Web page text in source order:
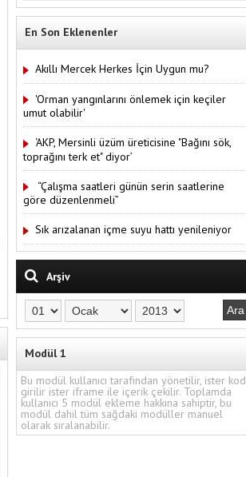
En Son Eklenenler
Akıllı Mercek Herkes İçin Uygun mu?
'Orman yangınlarını önlemek için keçiler
umut olabilir'
‘AKP, Mersinli üzüm üreticisine "Bağını sök,
toprağını terk et" diyor’
“Çalışma saatleri günün serin saatlerine
göre düzenlenmeli”
Sık arızalanan içme suyu hattı yenileniyor
Arşiv
Modül 1
Bu modül kullanıcı tarafından yönetilir, ister kod
girilir ister iframe ile içerik çekilir. Toplamda
kullanıcı 5 modül ekleme hakkına sahiptir, bu
modül dahil tüm sağdaki modüller manuel
olarak sıralanabilir.